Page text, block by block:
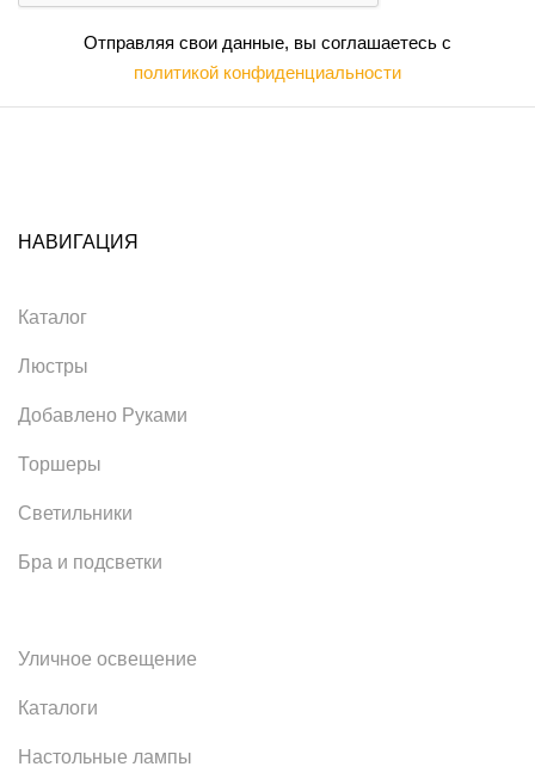
Отправляя свои данные, вы соглашаетесь с
политикой конфиденциальности
НАВИГАЦИЯ
Каталог
Люстры
Добавлено Руками
Торшеры
Светильники
Бра и подсветки
Уличное освещение
Каталоги
Настольные лампы